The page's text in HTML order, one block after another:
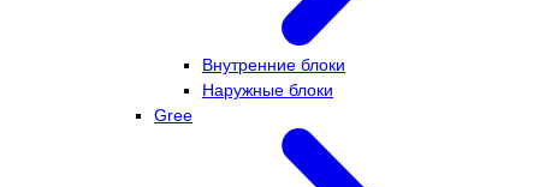
Внутренние блоки
Наружные блоки
Gree